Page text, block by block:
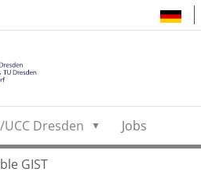
UCC Dresden Jobs
GIST